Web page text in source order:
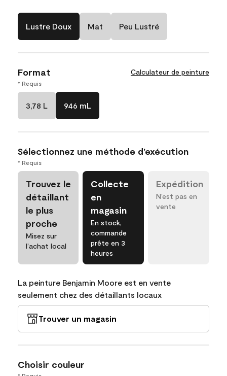
Lustre Doux Mat Peu Lustré
Format Calculateur de peinture
* Requis
3,78 L 946 mL
Sélectionnez une méthode d’exécution
* Requis
Trouvez le
détaillant
le plus
proche
Misez sur
l’achat local
Collecte
en
magasin
En stock,
commande
prête en 3
heures
Expédition
N’est pas en
vente
La peinture Benjamin Moore est en vente
seulement chez des détaillants locaux
Trouver un magasin
Choisir couleur